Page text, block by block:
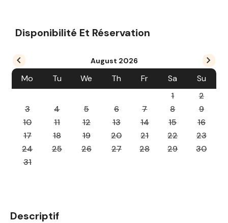
Disponibilité Et Réservation
August 2026
Mo Tu We Th Fr Sa
Su
1
2
3
4 5 6 7 8
9
10
11 12 13 14 15
16
17
18 19 20 21 22
23
24
25 26 27 28 29
30
31
Descriptif